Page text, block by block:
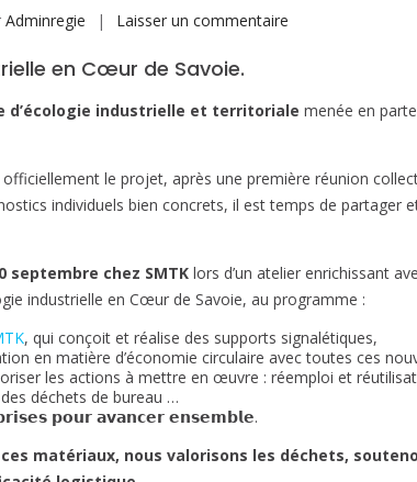
Adminregie Laisser un commentaire
Coeur
de
en Cœur de Savoie.
d’écologie industrielle et territoriale menée en
officiellement le projet, après une première réunion
individuels bien concrets, il est temps de partager
septembre chez SMTKlors d’un atelier enrichissant
industrielle en Cœur de Savoie, au programme :
, qui conçoit et réalise des supports signalétiques,
en matière d’économie circulaire avec toutes ces
les actions à mettre en œuvre : réemploi et
déchets de bureau …
𝗽𝗼𝘂𝗿 𝗮𝘃𝗮𝗻𝗰𝗲𝗿 𝗲𝗻𝘀𝗲𝗺𝗯𝗹𝗲.
matériaux, nous valorisons les déchets,